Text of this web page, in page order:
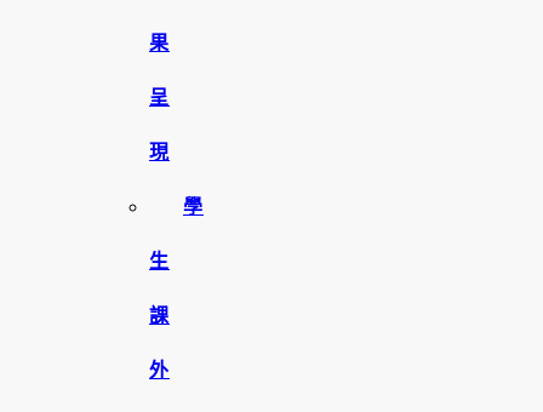
果
呈
現
學
生
課
外